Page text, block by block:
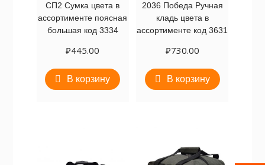
СП2 Сумка цвета в
ассортименте поясная
большая код 3334
₽445.00
В корзину
2036 Победа Ручная
кладь цвета в
ассортименте код 3631
₽730.00
В корзину